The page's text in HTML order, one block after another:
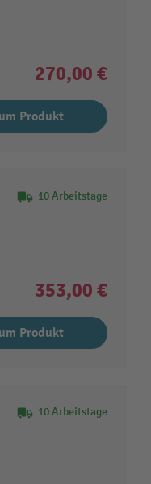
270,00 €
Produkt
10 Arbeitstage
353,00 €
Produkt
10 Arbeitstage